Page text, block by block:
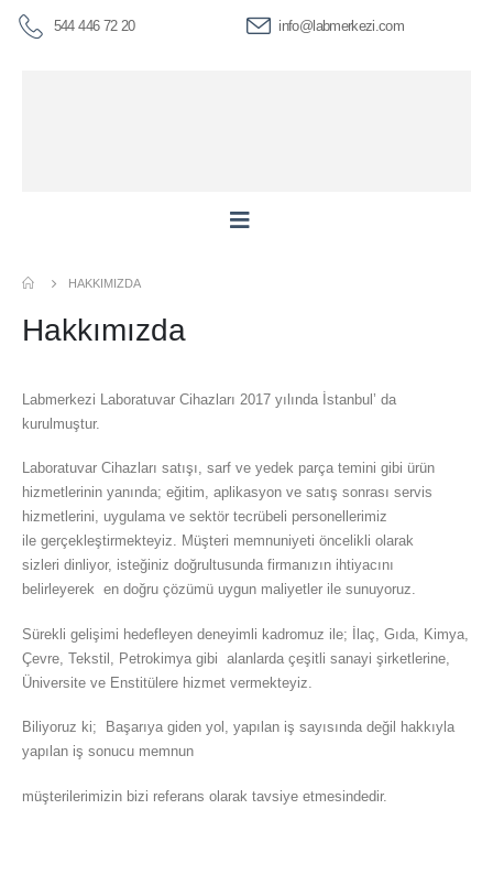
544 446 72 20 info@labmerkezi.com
HAKKIMIZDA
Hakkımızda
Labmerkezi Laboratuvar Cihazları 2017 yılında İstanbul’ da
kurulmuştur.
Laboratuvar Cihazları satışı, sarf ve yedek parça temini gibi ürün
hizmetlerinin yanında; eğitim, aplikasyon ve satış sonrası servis
hizmetlerini, uygulama ve sektör tecrübeli personellerimiz
ile gerçekleştirmekteyiz. Müşteri memnuniyeti öncelikli olarak
sizleri dinliyor, isteğiniz doğrultusunda firmanızın ihtiyacını
belirleyerek en doğru çözümü uygun maliyetler ile sunuyoruz.
Sürekli gelişimi hedefleyen deneyimli kadromuz ile; İlaç, Gıda, Kimya,
Çevre, Tekstil, Petrokimya gibi alanlarda çeşitli sanayi şirketlerine,
Üniversite ve Enstitülere hizmet vermekteyiz.
Biliyoruz ki; Başarıya giden yol, yapılan iş sayısında değil hakkıyla
yapılan iş sonucu memnun
müşterilerimizin bizi referans olarak tavsiye etmesindedir.